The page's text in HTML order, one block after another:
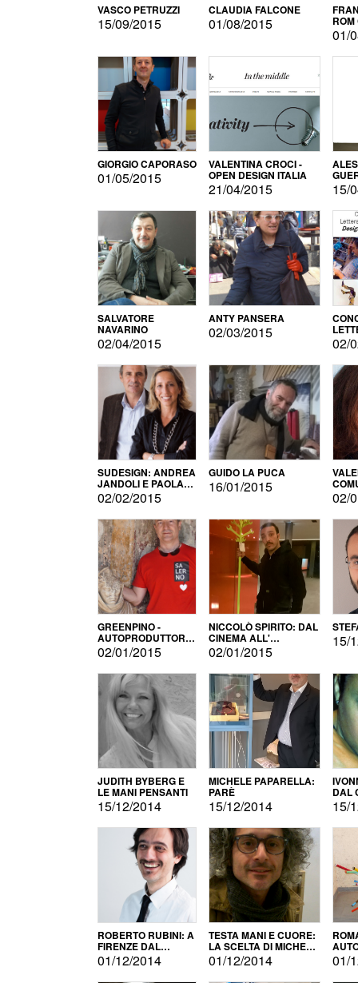
VASCO PETRUZZI
15/09/2015
CLAUDIA FALCONE
01/08/2015
01/
GIORGIO CAPORASO
01/05/2015
VALENTINA CROCI -
OPEN DESIGN ITALIA
21/04/2015 15/
SALVATORE
NAVARINO
02/04/2015
ANTY PANSERA
02/03/2015
02/
SUDESIGN: ANDREA
JANDOLI E PAOLA
PISAPIA
02/02/2015
GUIDO LA PUCA
16/01/2015
02/
GREENPINO -
AUTOPRODUTTORE
PER AMORE
02/01/2015
NICCOLÒ SPIRITO: DAL
CINEMA ALL'
AUTOPRODUZIONE
02/01/2015
15/
JUDITH BYBERG E
LE MANI PENSANTI
15/12/2014
MICHELE PAPARELLA:
PARÈ
15/12/2014
DAL
15/
ROBERTO RUBINI: A
FIRENZE DAL
PRODOTTO ALLA
PROMOZIONE
01/12/2014
TESTA MANI E CUORE:
LA SCELTA DI MICHELE
BARBERIO
01/12/2014 01/